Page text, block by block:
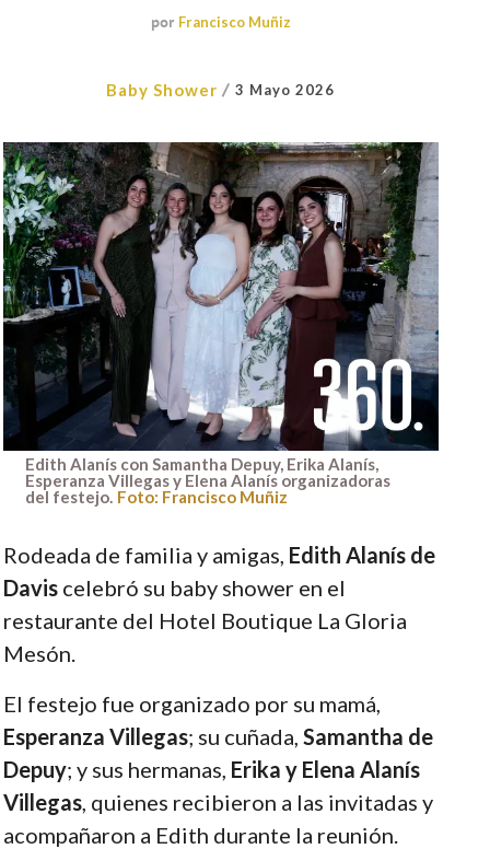
por Francisco Muñiz
Baby Shower / 3 Mayo 2026
Edith Alanís con Samantha Depuy, Erika Alanís,
Esperanza Villegas y Elena Alanís organizadoras
del festejo. Foto: Francisco Muñiz
Rodeada de familia y amigas, Edith Alanís de
Daviscelebró su baby shower en el
restaurante del Hotel Boutique La Gloria
Mesón.
El festejo fue organizado por su mamá,
Esperanza Villegas; su cuñada, Samantha de
Depuy; y sus hermanas, Erika y Elena Alanís
Villegas, quienes recibieron a las invitadas y
acompañaron a Edith durante la reunión.